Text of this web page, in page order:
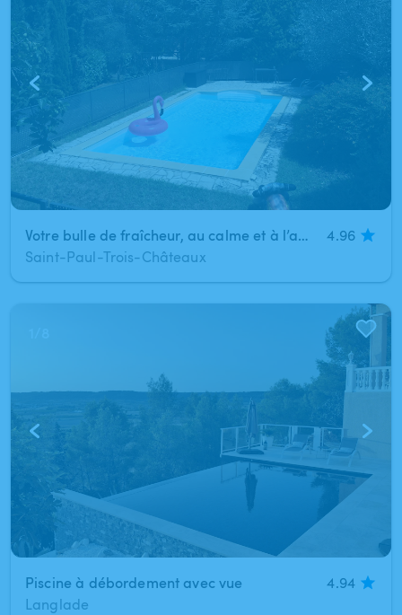
Votre bulle de fraîcheur, au calme et à l’abri des regards
4.96
Saint-Paul-Trois-Châteaux
Piscine à débordement avec vue
4.94
Langlade